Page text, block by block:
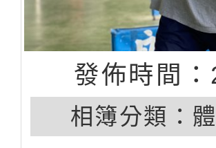
發佈時間
相簿分類：